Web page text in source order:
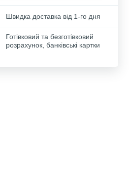
Швидка доставка від 1-го дня
Готівковий та безготівковий
розрахунок, банківські картки